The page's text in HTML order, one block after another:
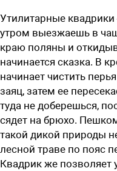
Утилитарные
утром выезжаешь в
краю поляны и
начинается сказка. В
начинает чистить
заяц, затем ее
туда не доберешься,
сядет на брюхо.
такой дикой природы
лесной траве по пояс
Квадрик же позволяет